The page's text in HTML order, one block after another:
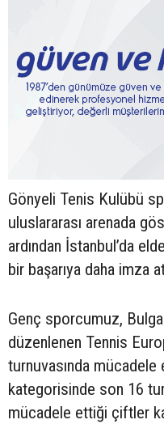
Gönyeli Tenis Kulübü
uluslararası arenada
ardından İstanbul’da
bir başarıya daha imza
Genç sporcumuz,
düzenlenen Tennis
turnuvasında
kategorisinde son 16
mücadele ettiği çiftler